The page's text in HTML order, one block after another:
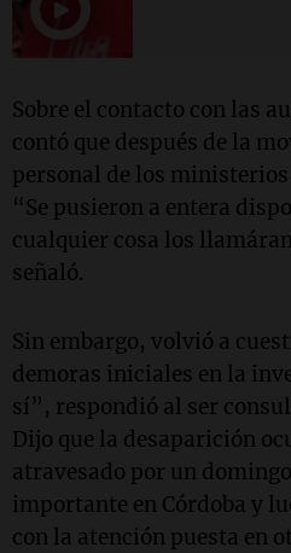
Sobre el contacto con las
contó que después de la
personal de los ministerios
“Se pusieron a entera
cualquier cosa los
señaló.
Sin embargo, volvió a
demoras iniciales en la
sí”, respondió al ser
Dijo que la desaparición
atravesado por un
importante en Córdoba y
con la atención puesta en